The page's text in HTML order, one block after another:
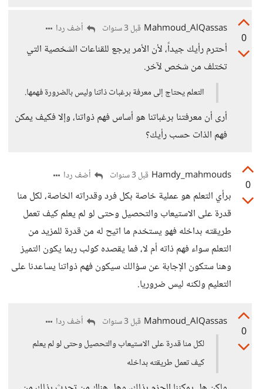
0
Mahmoud_AlQassas قبل 3 سنوات أضف ردا
أحترم رأيك جيداً، لأن الأمر يرجع للقناعات الشخصية التي
تختلف من شخص لآخر.
التعلم يحتاج إلى معرفة برغبات ذاتنا وليس بالضرورة فهمها.
أرى أن معرفتنا برغباتنا هو أساس فهم ذواتنا، وإلا فكيف يمكن
فهم الذات حسب رأيك؟
0
Hamdy_mahmouds قبل 3 سنوات أضف ردا
برأي التعلم هو عملية خاصة بكل فرد وقدراته الخاصة، لكل منا
قدرة على الاستيعاب والتحصيل وحتى لو لم يعلم كيف تعمل
طريقته بداخله فهو يستخدم ما اتيح له من قدرة للمزيد من
التعلم سواء فهم ذاته أم لا، فما يقصده كولب ربما يكون التميز
وهنا ستكون الإجابة عن سؤالك سيكون فهم ذواتنا يساعدنا على
التعليم ولكنه ليس ضروريا.
0
Mahmoud_AlQassas قبل 3 سنوات
أضف ردا
لكل منا قدرة على الاستيعاب والتحصيل وحتى لو لم يعلم
كيف تعمل طريقته بداخله